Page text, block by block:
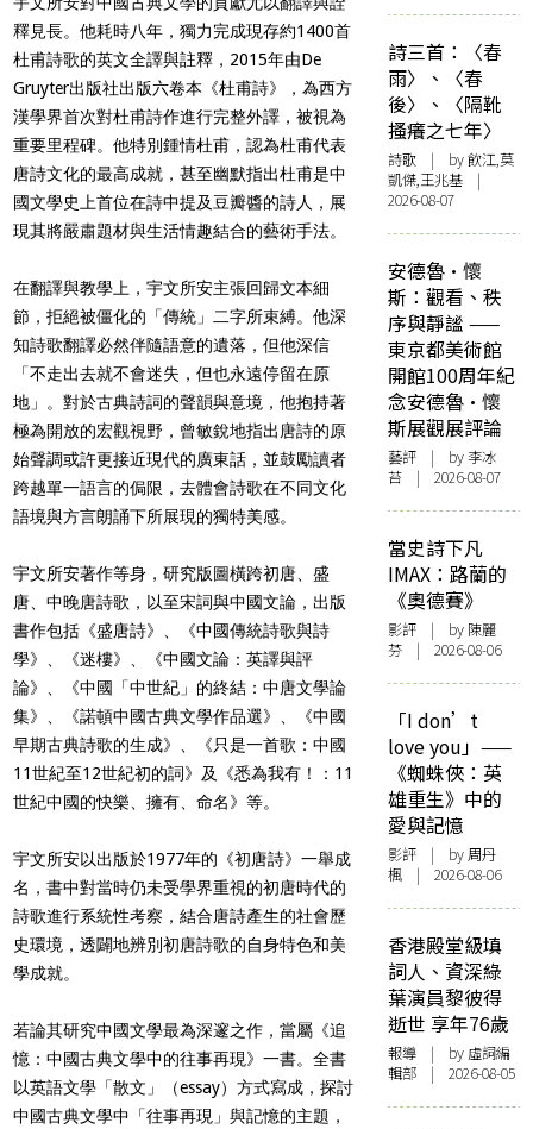
釋見長。他耗時八年，獨力完成現存約1400首
杜甫詩歌的英文全譯與註釋，2015年由De
Gruyter出版社出版六卷本《杜甫詩》，為西方
漢學界首次對杜甫詩作進行完整外譯，被視為
重要里程碑。他特別鍾情杜甫，認為杜甫代表
唐詩文化的最高成就，甚至幽默指出杜甫是中
國文學史上首位在詩中提及豆瓣醬的詩人，展
現其將嚴肅題材與生活情趣結合的藝術手法。
在翻譯與教學上，宇文所安主張回歸文本細
節，拒絕被僵化的「傳統」二字所束縛。他深
知詩歌翻譯必然伴隨語意的遺落，但他深信
「不走出去就不會迷失，但也永遠停留在原
地」。對於古典詩詞的聲韻與意境，他抱持著
極為開放的宏觀視野，曾敏銳地指出唐詩的原
始聲調或許更接近現代的廣東話，並鼓勵讀者
跨越單一語言的侷限，去體會詩歌在不同文化
語境與方言朗誦下所展現的獨特美感。
宇文所安著作等身，研究版圖橫跨初唐、盛
唐、中晚唐詩歌，以至宋詞與中國文論，出版
書作包括《盛唐詩》、《中國傳統詩歌與詩
學》、《迷樓》、《中國文論：英譯與評
論》、《中國「中世紀」的終結：中唐文學論
集》、《諾頓中國古典文學作品選》、《中國
早期古典詩歌的生成》、《只是一首歌：中國
11世紀至12世紀初的詞》及《悉為我有！：11
世紀中國的快樂、擁有、命名》等。
宇文所安以出版於1977年的《初唐詩》一舉成
名，書中對當時仍未受學界重視的初唐時代的
詩歌進行系統性考察，結合唐詩產生的社會歷
史環境，透闢地辨別初唐詩歌的自身特色和美
學成就。
若論其研究中國文學最為深邃之作，當屬《追
憶：中國古典文學中的往事再現》一書。全書
以英語文學「散文」（essay）方式寫成，探討
中國古典文學中「往事再現」與記憶的主題，
詩三首：〈春
雨〉、〈春
後〉、〈隔靴
搔癢之七年〉
詩歌 | by 飲江,莫
凱傑,王兆基 |
2026-08-07
安德魯·懷
斯：觀看、秩
序與靜謐 ——
東京都美術館
開館100周年紀
念安德魯·懷
斯展觀展評論
藝評 | by 李冰
苔 | 2026-08-07
當史詩下凡
IMAX：路蘭的
《奧德賽》
影評 | by 陳麗
芬 | 2026-08-06
「I don’t
love you」——
《蜘蛛俠：英
雄重生》中的
愛與記憶
影評 | by周丹
楓 | 2026-08-06
香港殿堂級填
詞人、資深綠
葉演員黎彼得
逝世 享年76歲
報導 | by 虛詞編
輯部 | 2026-08-05